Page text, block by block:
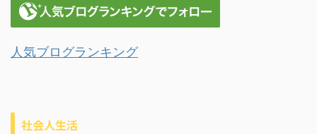
人気ブログランキング
社会人生活